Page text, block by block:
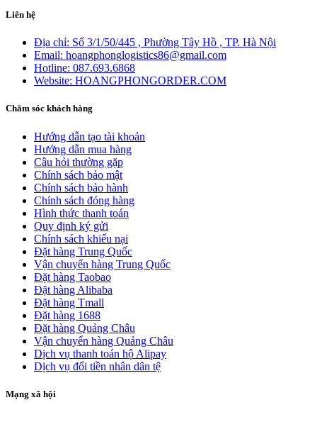
Liên hệ
Địa chỉ: Số 3/1/50/445 , Phường Tây Hồ , TP. Hà Nội
Email: hoangphonglogistics86@gmail.com
Hotline: 087.693.6868
Website: HOANGPHONGORDER.COM
Chăm sóc khách hàng
Hướng dẫn tạo tài khoản
Hướng dẫn mua hàng
Câu hỏi thường gặp
Chính sách bảo mật
Chính sách bảo hành
Chính sách đóng hàng
Hình thức thanh toán
Quy định ký gửi
Chính sách khiếu nại
Đặt hàng Trung Quốc
Vận chuyển hàng Trung Quốc
Đặt hàng Taobao
Đặt hàng Alibaba
Đặt hàng Tmall
Đặt hàng 1688
Đặt hàng Quảng Châu
Vận chuyển hàng Quảng Châu
Dịch vụ thanh toán hộ Alipay
Dịch vụ đổi tiền nhân dân tệ
Mạng xã hội